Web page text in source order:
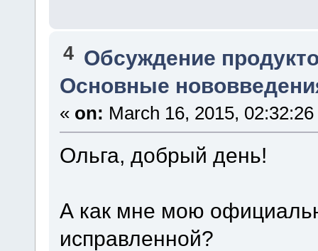
4 Обсуждение
Основные
« on: March 16, 2015,
Ольга, добрый день!
А как мне мою
исправленной?